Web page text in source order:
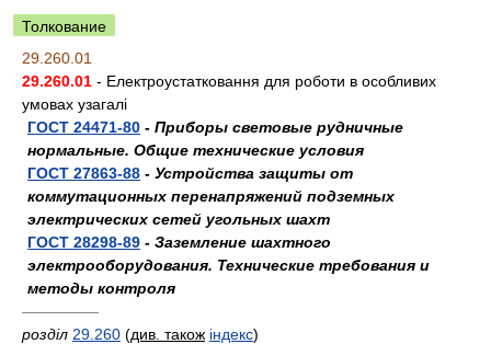
Толкование
29.260.01
29.260.01 - Електроустатковання для роботи в особливих
умовах узагалі
ГОСТ 24471-80 - Приборы световые рудничные
нормальные. Общие технические условия
ГОСТ 27863-88 - Устройства защиты от
коммутационных перенапряжений подземных
электрических сетей угольных шахт
ГОСТ 28298-89 - Заземление шахтного
электрооборудования. Технические требования и
методы контроля
—————
розділ 29.260 (див. також індекс)